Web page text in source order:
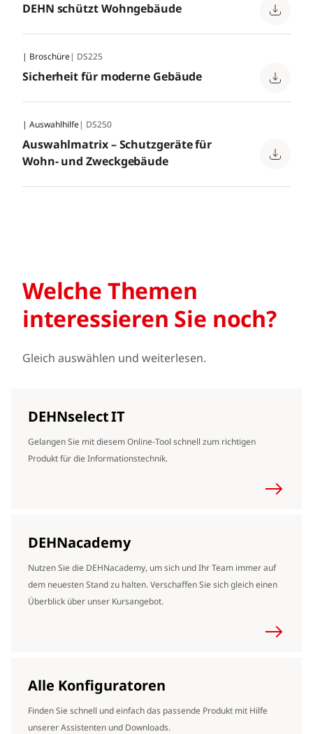
DEHN schützt Wohngebäude
| Broschüre| DS225
Sicherheit für moderne Gebäude
| Auswahlhilfe| DS250
Auswahlmatrix – Schutzgeräte für
Wohn- und Zweckgebäude
Welche Themen
interessieren Sie noch?
Gleich auswählen und weiterlesen.
DEHNselect IT
Gelangen Sie mit diesem Online-Tool schnell zum richtigen
Produkt für die Informationstechnik.
DEHNacademy
Nutzen Sie die DEHNacademy, um sich und Ihr Team immer auf
dem neuesten Stand zu halten. Verschaffen Sie sich gleich einen
Überblick über unser Kursangebot.
Alle Konfiguratoren
Finden Sie schnell und einfach das passende Produkt mit Hilfe
unserer Assistenten und Downloads.